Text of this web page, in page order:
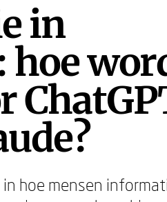
in
hoe mensen